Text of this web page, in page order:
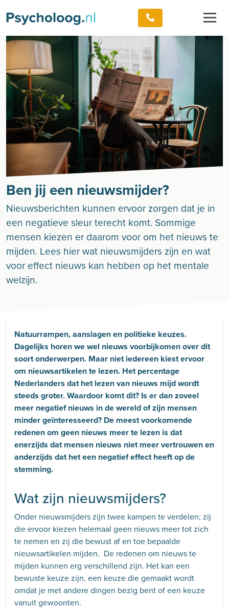
Ben jij een nieuwsmijder?
Nieuwsberichten kunnen ervoor zorgen dat je in
een negatieve sleur terecht komt. Sommige
mensen kiezen er daarom voor om het nieuws te
mijden. Lees hier wat nieuwsmijders zijn en wat
voor effect nieuws kan hebben op het mentale
welzijn.
Natuurrampen, aanslagen en politieke keuzes.
Dagelijks horen we wel nieuws voorbijkomen over dit
soort onderwerpen. Maar niet iedereen kiest ervoor
om nieuwsartikelen te lezen. Het percentage
Nederlanders dat het lezen van nieuws mijd wordt
steeds groter. Waardoor komt dit? Is er dan zoveel
meer negatief nieuws in de wereld of zijn mensen
minder geïnteresseerd? De meest voorkomende
redenen om geen nieuws meer te lezen is dat
enerzijds dat mensen nieuws niet meer vertrouwen en
anderzijds dat het een negatief effect heeft op de
stemming.
Wat zijn nieuwsmijders?
Onder nieuwsmijders zijn twee kampen te verdelen; zij
die ervoor kiezen helemaal geen nieuws meer tot zich
te nemen en zij die bewust af en toe bepaalde
nieuwsartikelen mijden. De redenen om nieuws te
mijden kunnen erg verschillend zijn. Het kan een
bewuste keuze zijn, een keuze die gemaakt wordt
omdat je met andere dingen bezig bent of een keuze
vanuit gewoonten.